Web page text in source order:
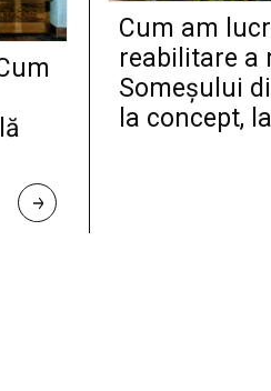
R
E
Cum am
reabilitare a
Someșului
la concept,